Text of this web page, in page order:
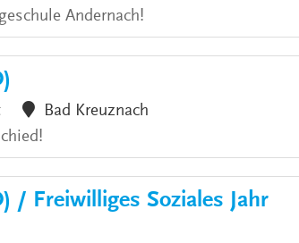
Andernach!
Bad Kreuznach
/ Freiwilliges Soziales Jahr